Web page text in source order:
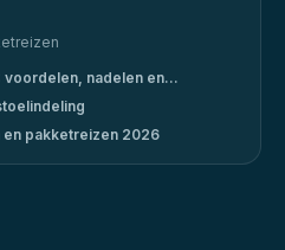
nadelen en
en pakketreizen 2026